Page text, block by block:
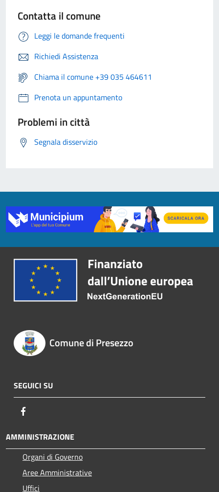
Contatta il comune
Leggi le domande frequenti
Richiedi Assistenza
Chiama il comune +39 035 464611
Prenota un appuntamento
Problemi in città
Segnala disservizio
Comune di Presezzo
SEGUICI SU
AMMINISTRAZIONE
Organi di Governo
Aree Amministrative
Uffici